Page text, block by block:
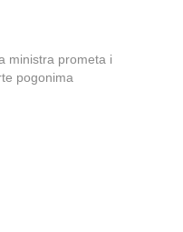
ministra prometa i
pogonima